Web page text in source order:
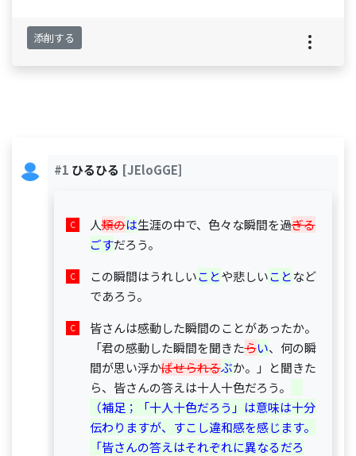
添削する
#1 ひるひる [JEloGGE]
人類のは生涯の中で、色々な瞬間を過ぎる
ごすだろう。
この瞬間はうれしいことや悲しいことなど
であろう。
皆さんは感動した瞬間のことがあったか。
「君の感動した瞬間を聞きたらい、何の瞬
間が思い浮かばせられるぶか。」と聞きた
ら、皆さんの答えは十人十色だろう。
（補足；「十人十色だろう」は意味は十分
伝わりますが、すこし違和感を感じます。
「皆さんの答えはそれぞれに異なるだろ